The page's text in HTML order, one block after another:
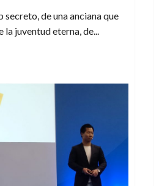
secreto, de una anciana que
la juventud eterna, de...